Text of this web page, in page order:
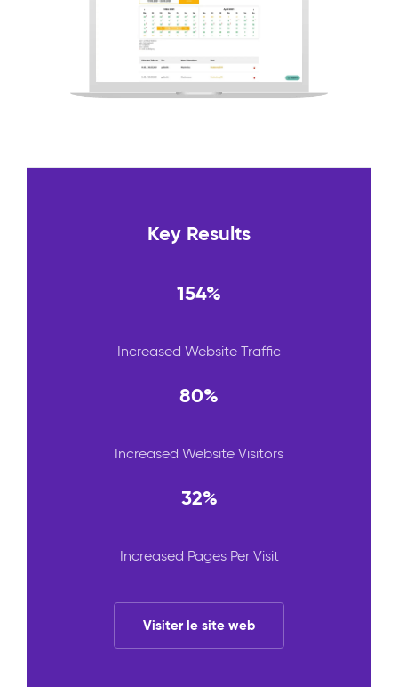
Key Results
154%
Increased Website Traffic
80%
Increased Website Visitors
32%
Increased Pages Per Visit
Visiter le site web